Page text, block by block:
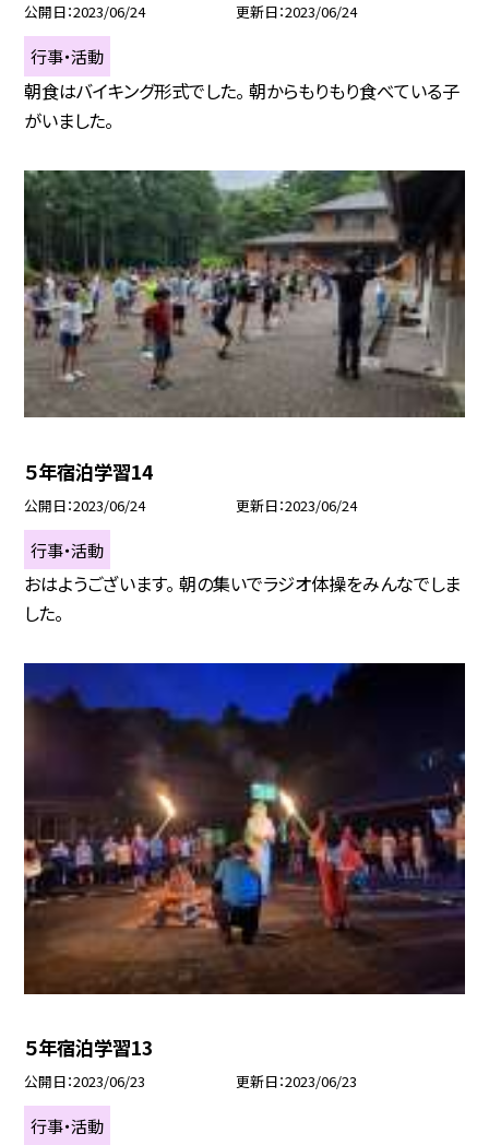
公開日 2023/06/24 更新日 2023/06/24
行事・活動
朝食はバイキング形式でした。 朝からもりもり食べている子
がいました。
５年宿泊学習14
公開日 2023/06/24 更新日 2023/06/24
行事・活動
おはようございます。 朝の集いでラジオ体操をみんなでしま
した。
５年宿泊学習13
公開日 2023/06/23 更新日 2023/06/23
行事・活動